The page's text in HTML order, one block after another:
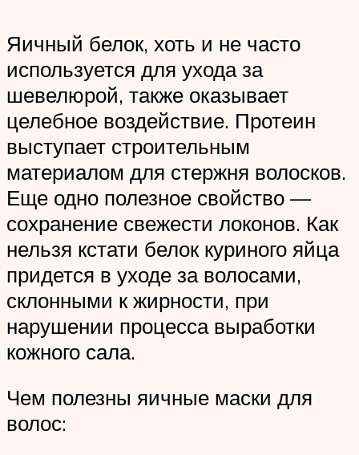
Яичный белок, хоть и не часто
используется для ухода за
шевелюрой, также оказывает
целебное воздействие. Протеин
выступает строительным
материалом для стержня волосков.
Еще одно полезное свойство —
сохранение свежести локонов. Как
нельзя кстати белок куриного яйца
придется в уходе за волосами,
склонными к жирности, при
нарушении процесса выработки
кожного сала.
Чем полезны яичные маски для
волос: